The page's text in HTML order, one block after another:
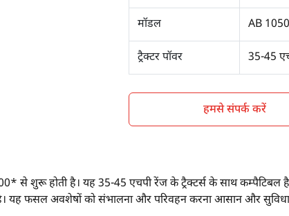
मॉडल AB 1050
ट्रैक्टर पॉवर 35-45
हमसे संपर्क करें
से शुरू होती है। यह 35-45 एचपी रेंज के ट्रैक्टर्स के साथ
यह फसल अवशेषों को संभालना और परिवहन करना आसान और